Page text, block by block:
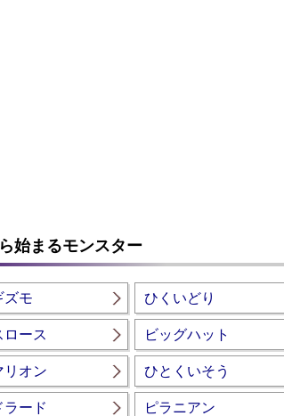
ら始まるモンスター
ズモ ひくいどり
ロース ビッグハット
リオン ひとくいそう
ラード ピラニアン